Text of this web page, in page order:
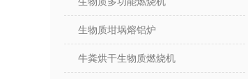
生物质坩埚熔铝炉
牛粪烘干生物质燃烧机